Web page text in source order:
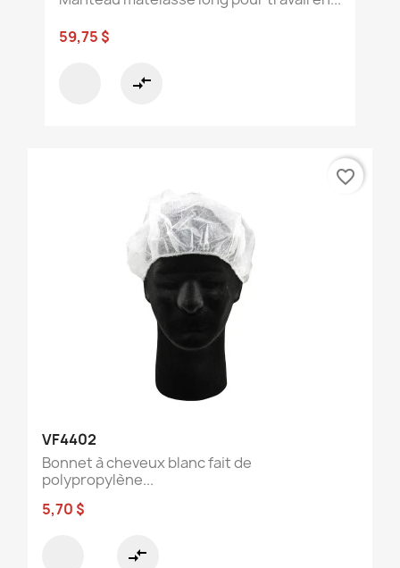
59,75 $
compare_arrows
VF4402
Bonnet à cheveux blanc fait de
polypropylène...
5,70 $
compare_arrows
favorite_border